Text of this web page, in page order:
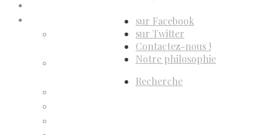
sur Facebook
sur Twitter
Contactez-nous !
Notre philosophie
Recherche